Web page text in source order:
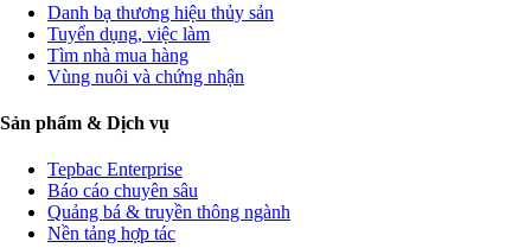
Danh bạ thương hiệu thủy sản
Tuyển dụng, việc làm
Tìm nhà mua hàng
Vùng nuôi và chứng nhận
Sản phẩm & Dịch vụ
Tepbac Enterprise
Báo cáo chuyên sâu
Quảng bá & truyền thông ngành
Nền tảng hợp tác